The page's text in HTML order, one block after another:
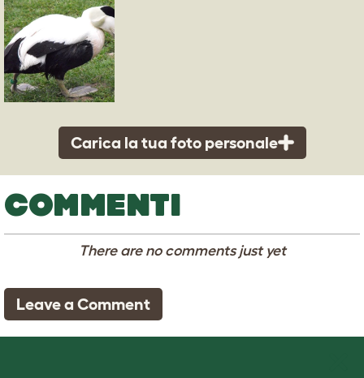
Carica la tua foto personale
COMMENTI
There are no comments just yet
Leave a Comment